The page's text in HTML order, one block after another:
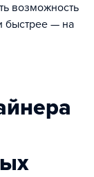
возможность
быстрее — на